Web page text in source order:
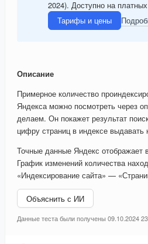
2024). Доступно на
Тарифы и цены
Описание
Примерное количество
Яндекса можно посмотреть через
делаем. Он покажет результат
цифру страниц в индексе выдавать
Точные данные Яндекс отображает
График изменений количества
«Индексирование сайта» —
Объяснить с ИИ
Данные теста были получены 09.10.2024